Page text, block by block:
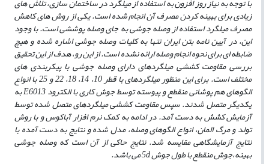
با توجه به نیاز روز افزون به استفاده از میلگرد در ساختمان سازی، تلاشهای
زیادی برای بهینه کردن مصرف آن انجام شده است. یکی از روشهای کاهش
مصرف میلگرد استفاده از وصله جوشی به جای وصله پوششی است. با وجود
این، در آیین نامه بتن ایران تنها به کلیات وصله جوشی اشاره شده و هیچ
ضابطه ای برای نحوه انجام وصله ارائه نشده است. از این رو، هدف از این تحقیق
بررسی مقاومت کششی میلگردهای دارای وصله جوشی با پیکربندی های
مختلف است. برای این منظور میلگردهای با قطر 10، 14، 18، 22 و 25 با انواع
الگوهای همپوشانی منقطع و پیوسته توسط جوش کاری با الکترود E6013 به
یکدیگر متصل شدند. سپس مقاومت کششی میلگردهای متصل شده توسط
آزمایش کشش به دست آمد. در ادامه به کمک نرمافزار آباکوس و با روش
تولد و مرگ المان، انواع الگوهای وصله، مدل شده و نتایج به دست آمده با
نتایج آزمایشگاهی مقایسه شد. نتایج حاکی از آن است که وصله جوشی
بهینه،جوش منقطع با طول جوش 5d میباشد.